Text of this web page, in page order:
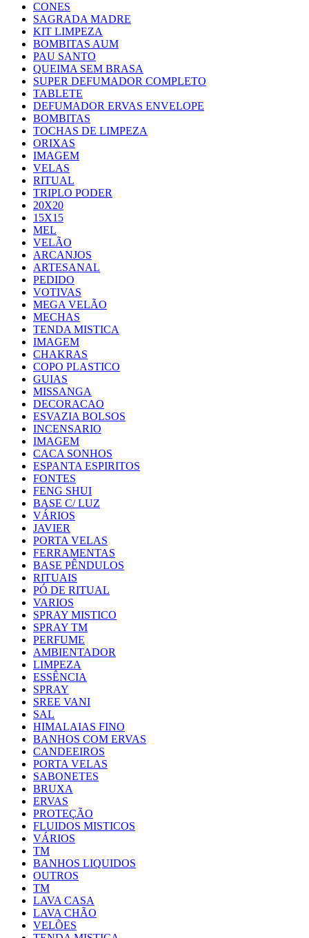
CONES
SAGRADA MADRE
KIT LIMPEZA
BOMBITAS AUM
PAU SANTO
QUEIMA SEM BRASA
SUPER DEFUMADOR COMPLETO
TABLETE
DEFUMADOR ERVAS ENVELOPE
BOMBITAS
TOCHAS DE LIMPEZA
ORIXAS
IMAGEM
VELAS
RITUAL
TRIPLO PODER
20X20
15X15
MEL
VELÃO
ARCANJOS
ARTESANAL
PEDIDO
VOTIVAS
MEGA VELÃO
MECHAS
TENDA MISTICA
IMAGEM
CHAKRAS
COPO PLASTICO
GUIAS
MISSANGA
DECORACAO
ESVAZIA BOLSOS
INCENSARIO
IMAGEM
CACA SONHOS
ESPANTA ESPIRITOS
FONTES
FENG SHUI
BASE C/ LUZ
VÁRIOS
JAVIER
PORTA VELAS
FERRAMENTAS
BASE PÊNDULOS
RITUAIS
PÓ DE RITUAL
VARIOS
SPRAY MISTICO
SPRAY TM
PERFUME
AMBIENTADOR
LIMPEZA
ESSÊNCIA
SPRAY
SREE VANI
SAL
HIMALAIAS FINO
BANHOS COM ERVAS
CANDEEIROS
PORTA VELAS
SABONETES
BRUXA
ERVAS
PROTEÇÃO
FLUIDOS MISTICOS
VÁRIOS
TM
BANHOS LIQUIDOS
OUTROS
TM
LAVA CASA
LAVA CHÃO
VELÕES